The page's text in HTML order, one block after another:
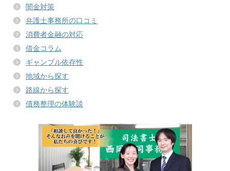
闇金対策
弁護士事務所の口コミ
消費者金融の対応
借金コラム
ギャンブル依存性
地域から探す
路線から探す
債務整理の体験談